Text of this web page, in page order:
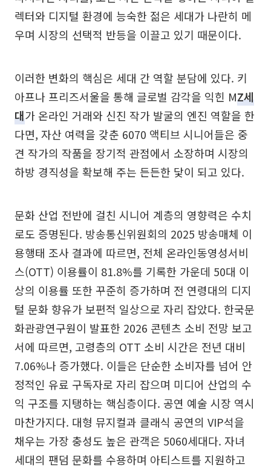
렉터와 디지털 환경에 능숙한 젊은 세대가 나란히 메
우며 시장의 선택적 반등을 이끌고 있기 때문이다.
이러한 변화의 핵심은 세대 간 역할 분담에 있다. 키
아프나 프리즈서울을 통해 글로벌 감각을 익힌 MZ세
대가 온라인 거래와 신진 작가 발굴의 엔진 역할을 한
다면, 자산 여력을 갖춘 6070 액티브 시니어들은 중
견 작가의 작품을 장기적 관점에서 소장하며 시장의
하방 경직성을 확보해 주는 든든한 닻이 되고 있다.
문화 산업 전반에 걸친 시니어 계층의 영향력은 수치
로도 증명된다. 방송통신위원회의 2025 방송매체 이
용행태 조사 결과에 따르면, 전체 온라인동영성서비
스(OTT) 이용률이 81.8%를 기록한 가운데 50대 이
상의 이용률 또한 꾸준히 증가하며 전 연령대의 디지
털 문화 향유가 보편적 일상으로 자리 잡았다. 한국문
화관광연구원이 발표한 2026 콘텐츠 소비 전망 보고
서에 따르면, 고령층의 OTT 소비 시간은 전년 대비
7.06%나 증가했다. 이들은 단순한 소비자를 넘어 안
정적인 유료 구독자로 자리 잡으며 미디어 산업의 수
익 구조를 지탱하는 핵심층이다. 공연 예술 시장 역시
마찬가지다. 대형 뮤지컬과 클래식 공연의 VIP석을
채우는 가장 충성도 높은 관객은 5060세대다. 자녀
세대의 팬덤 문화를 수용하며 아티스트를 지원하고